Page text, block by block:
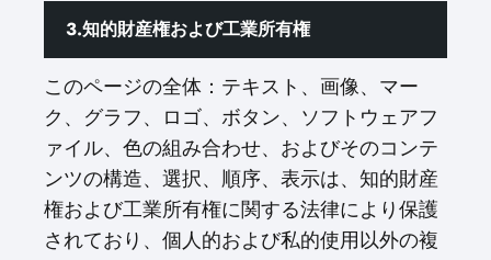
3.知的財産権および工業所有権
このページの全体：テキスト、画像、マー
ク、グラフ、ロゴ、ボタン、ソフトウェアフ
ァイル、色の組み合わせ、およびそのコンテ
ンツの構造、選択、順序、表示は、知的財産
権および工業所有権に関する法律により保護
されており、個人的および私的使用以外の複